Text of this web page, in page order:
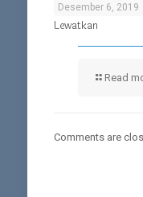
Desember 6, 2019
Wisata di
Lewatkan
Read
Comments are